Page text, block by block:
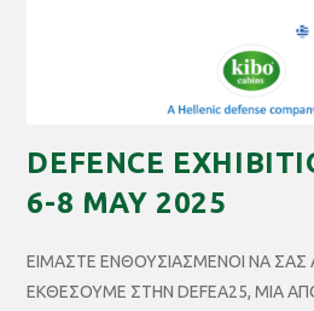
DEFENCE
6-8 MAY 2025
ΕΙΜΑΣΤΕ ΕΝΘΟΥΣΙΑΣΜΕΝΟΙ ΝΑ
ΕΚΘΕΣΟΥΜΕ ΣΤΗΝ DEFEA25, ΜΙΑ